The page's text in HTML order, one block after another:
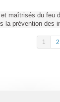
maîtrisés du feu
la prévention des
1 2